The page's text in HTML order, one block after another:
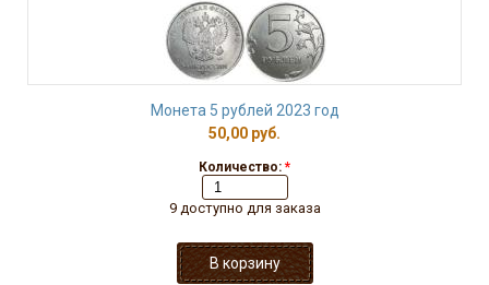
Монета 5 рублей 2023 год
50,00 руб.
Количество: *
9 доступно для заказа